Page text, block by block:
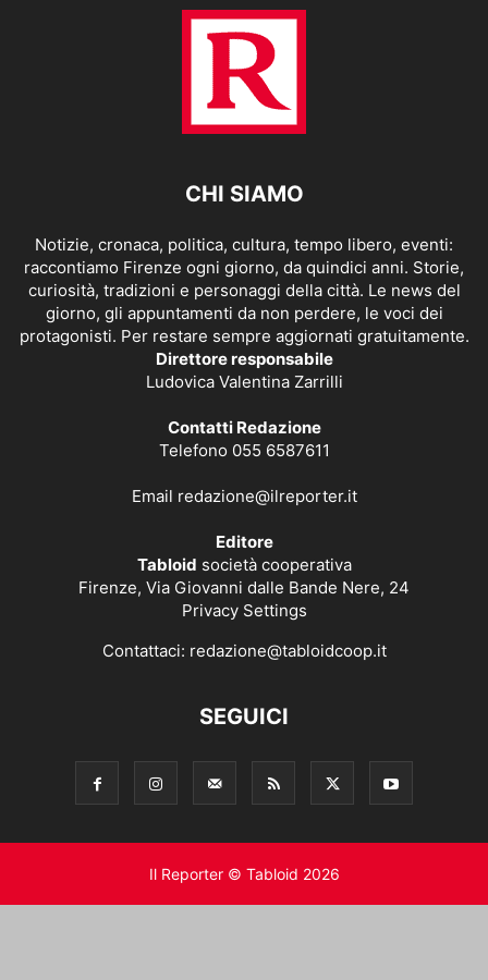
CHI SIAMO
Notizie, cronaca, politica, cultura, tempo libero, eventi:
raccontiamo Firenze ogni giorno, da quindici anni. Storie,
curiosità, tradizioni e personaggi della città. Le news del
giorno, gli appuntamenti da non perdere, le voci dei
protagonisti. Per restare sempre aggiornati gratuitamente.
Direttore responsabile
Ludovica Valentina Zarrilli
Contatti Redazione
Telefono 055 6587611
Email redazione@ilreporter.it
Editore
Tabloid società cooperativa
Firenze, Via Giovanni dalle Bande Nere, 24
Privacy Settings
Contattaci: redazione@tabloidcoop.it
SEGUICI
Il Reporter © Tabloid 2026